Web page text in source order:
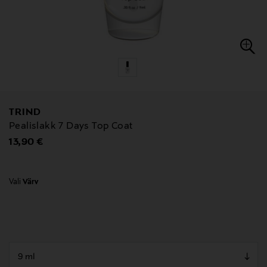
TRIND
Pealislakk 7 Days Top Coat
Original Price
13,90 €
Vali Värv